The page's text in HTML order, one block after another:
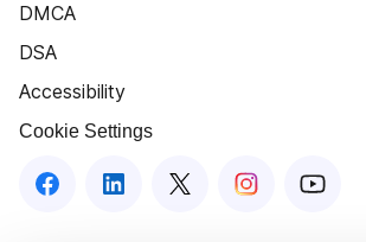
DMCA
DSA
Accessibility
Cookie Settings